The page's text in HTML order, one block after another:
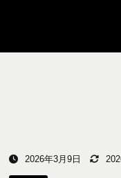
2026年3月9日